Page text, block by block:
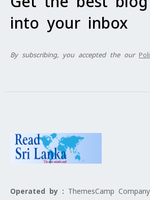
into your inbox
By subscribing, you accepted the our
Operated by : ThemesCamp